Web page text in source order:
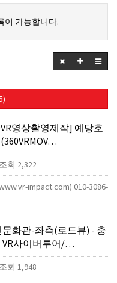
이 가능합니다.
영상촬영제작] 예당호
조회 2,322
impact.com) 010-3086-
화관-좌측(로드뷰) - 충
VR사이버투어/…
조회 1,948